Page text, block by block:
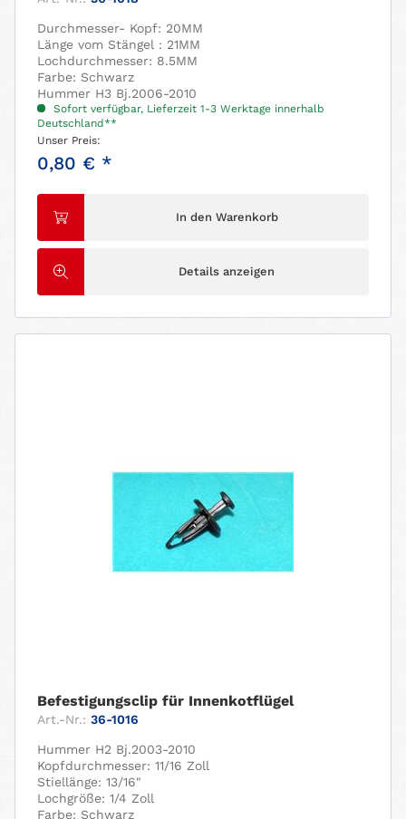
Durchmesser- Kopf: 20MM
Länge vom Stängel : 21MM
Lochdurchmesser: 8.5MM
Farbe: Schwarz
Hummer H3 Bj.2006-2010
Sofort verfügbar, Lieferzeit 1-3 Werktage innerhalb
Deutschland**
Unser Preis:
0,80 € *
In den Warenkorb
Details anzeigen
Befestigungsclip für Innenkotflügel
Art.-Nr.: 36-1016
Hummer H2 Bj.2003-2010
Kopfdurchmesser: 11/16 Zoll
Stiellänge: 13/16"
Lochgröße: 1/4 Zoll
Farbe: Schwarz